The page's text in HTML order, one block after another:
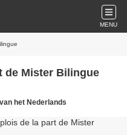
MENU
de Mister Bilingue
het Nederlands